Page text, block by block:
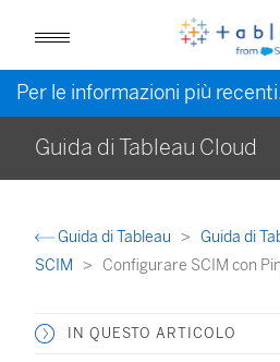
Per le informazioni più
Guida di Tableau Cloud
Guida di Tableau Guida di
SCIM
Configurare SCIM con
IN QUESTO ARTICOLO